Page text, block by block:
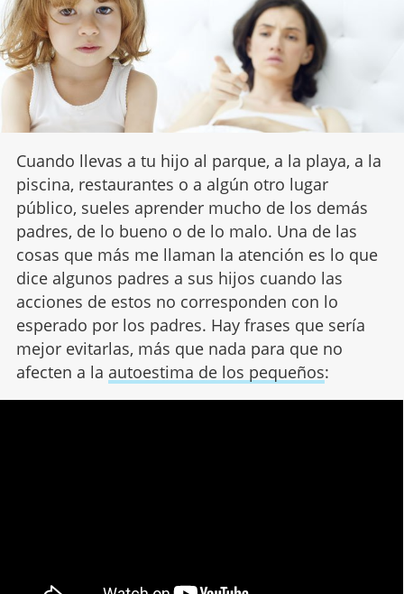
Cuando llevas a tu hijo al parque, a la playa, a la
piscina, restaurantes o a algún otro lugar
público, sueles aprender mucho de los demás
padres, de lo bueno o de lo malo. Una de las
cosas que más me llaman la atención es lo que
dice algunos padres a sus hijos cuando las
acciones de estos no corresponden con lo
esperado por los padres. Hay frases que sería
mejor evitarlas, más que nada para que no
afecten a la autoestima de los pequeños: